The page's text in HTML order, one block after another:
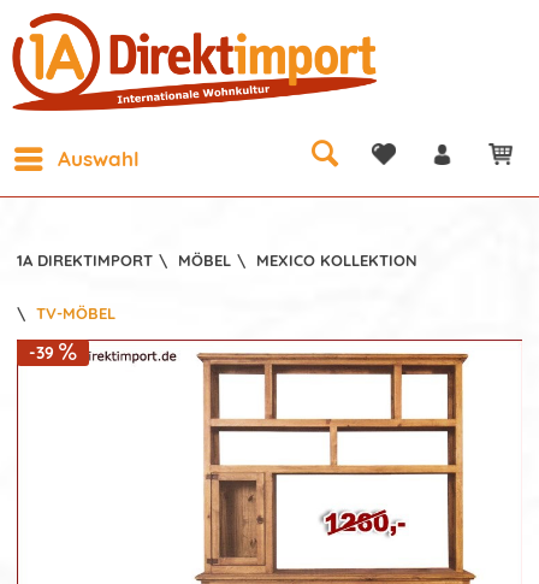
Auswahl
1A DIREKTIMPORT \ MÖBEL \ MEXICO KOLLEKTION
\ TV-MÖBEL
-39